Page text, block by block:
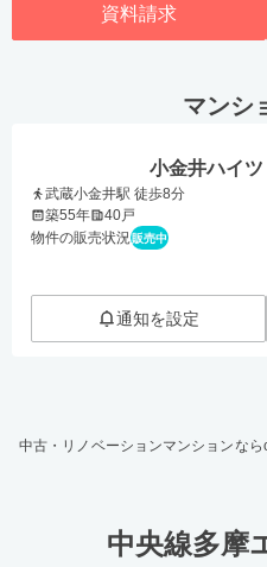
資料請求
マンシ
小金井ハイツ
武蔵小金井駅 徒歩8分
築55年
40戸
物件の販売状況販売中
通知を設定
中古・リノベーションマンションな
中央線多摩